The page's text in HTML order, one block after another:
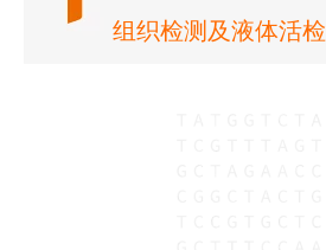
组织检测及液体活检